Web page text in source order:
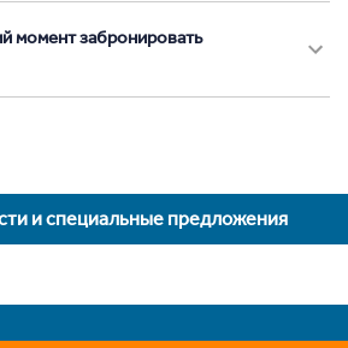
момент забронировать
и специальные предложения